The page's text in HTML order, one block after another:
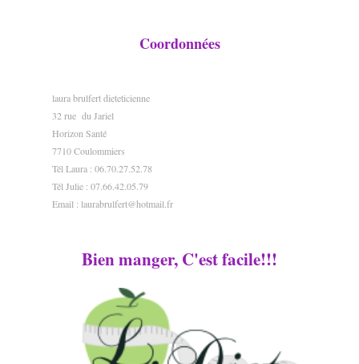
Coordonnées
laura brulfert dieteticienne
32 rue du Jariel
Horizon Santé
7710 Coulommiers
Tél Laura : 06.70.27.52.78
Tél Julie : 07.66.42.05.79
Email : laurabrulfert@hotmail.fr
Bien manger, C'est facile!!!